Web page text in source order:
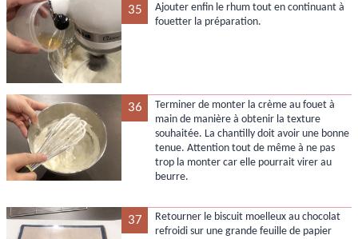
35
Ajouter enfin le rhum tout en continuant à
fouetter la préparation.
36
Terminer de monter la crème au fouet à
main de manière à obtenir la texture
souhaitée. La chantilly doit avoir une bonne
tenue. Attention tout de même à ne pas
trop la monter car elle pourrait virer au
beurre.
37
Retourner le biscuit moelleux au chocolat
refroidi sur une grande feuille de papier